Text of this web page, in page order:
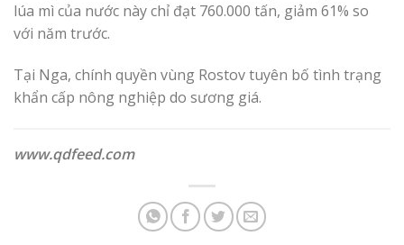
lúa mì của nước này chỉ đạt 760.000 tấn, giảm 61% so
với năm trước.
Tại Nga, chính quyền vùng Rostov tuyên bố tình trạng
khẩn cấp nông nghiệp do sương giá.
www.qdfeed.com